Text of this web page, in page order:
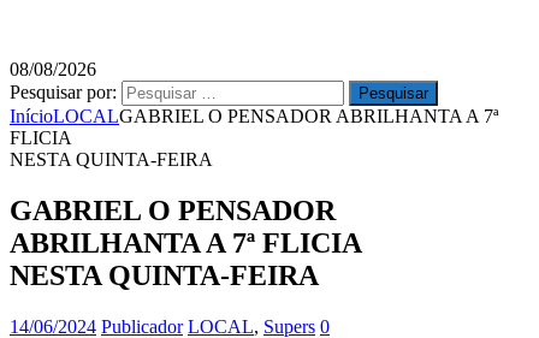
08/08/2026
Pesquisar por:
InícioLOCALGABRIEL O PENSADOR ABRILHANTA A 7ª
FLICIA
NESTA QUINTA-FEIRA
GABRIEL O PENSADOR
ABRILHANTA A 7ª FLICIA
NESTA QUINTA-FEIRA
14/06/2024 Publicador LOCAL, Supers 0